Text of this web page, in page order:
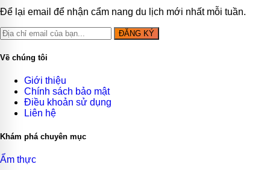
Để lại email để nhận cẩm nang du lịch mới nhất mỗi tuần.
ĐĂNG KÝ
Về chúng tôi
Giới thiệu
Chính sách bảo mật
Điều khoản sử dụng
Liên hệ
Khám phá chuyên mục
Ẩm thực